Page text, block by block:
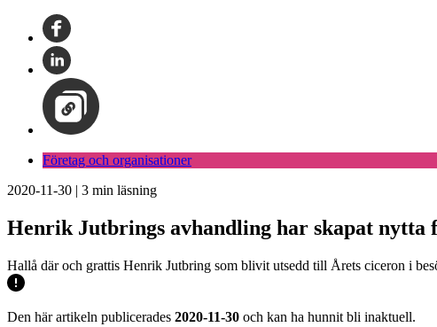
Företag och organisationer
2020-11-30 | 3 min läsning
Henrik Jutbrings avhandling har skapat nytta
Hallå där och grattis Henrik Jutbring som blivit utsedd till Årets ciceron i
Den här artikeln publicerades 2020-11-30 och kan ha hunnit bli inaktuell.